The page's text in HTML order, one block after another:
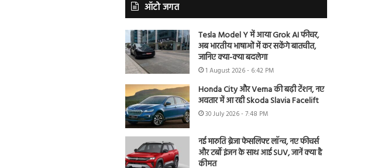
ऑटो जगत
Tesla Model Y में आया Grok AI फीचर,
अब भारतीय भाषाओं में कर सकेंगे बातचीत,
जानिए क्या-क्या बदलेगा
1 August 2026 - 6:42 PM
Honda City और Verna की बढ़ी टेंशन, नए
अवतार में आ रही Skoda Slavia Facelift
30 July 2026 - 7:48 PM
नई मारुति ब्रेजा फेसलिफ्ट लॉन्च, नए फीचर्स
और टर्बो इंजन के साथ आई SUV, जानें क्या है
कीमत